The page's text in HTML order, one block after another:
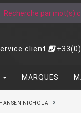
client
MARQUES
NICHOLAI